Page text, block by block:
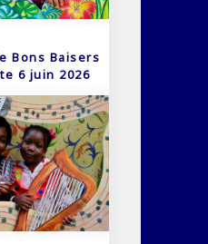
Bons Baisers
6 juin 2026